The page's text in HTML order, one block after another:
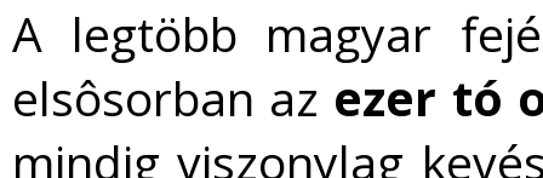
A legtöbb magyar
elsôsorban az ezer tó
mindig viszonylag